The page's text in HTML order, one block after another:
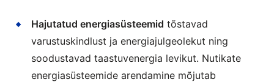
Hajutatud energiasüsteemid tõstavad
varustuskindlust ja energiajulgeolekut ning
soodustavad taastuvenergia levikut. Nutikate
energiasüsteemide arendamine mõjutab